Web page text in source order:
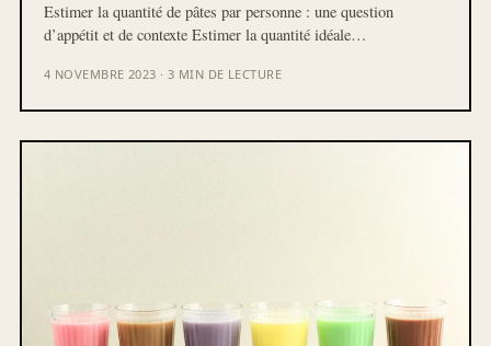
Estimer la quantité de pâtes par personne : une question
d’appétit et de contexte Estimer la quantité idéale…
4 NOVEMBRE 2023 · 3 MIN DE LECTURE